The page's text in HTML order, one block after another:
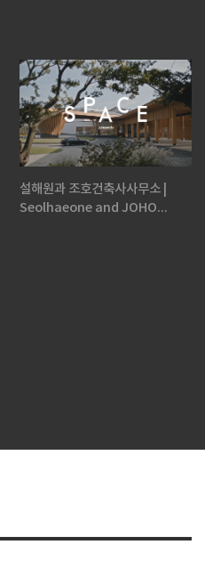
설해원과 조호건축사사무소 |
Seolhaeone and JOHO...